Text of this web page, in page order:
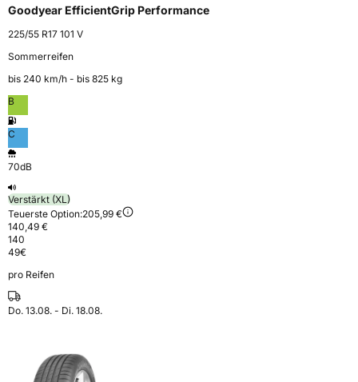
Goodyear EfficientGrip Performance
225/55 R17 101 V
Sommerreifen
bis 240 km⁠/⁠h - bis 825 kg
B
C
70dB
Verstärkt (XL)
Teuerste Option:205,99 €
140,49 €
140
49€
pro Reifen
Do. 13.08. - Di. 18.08.